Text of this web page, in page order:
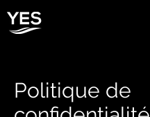
Politique de